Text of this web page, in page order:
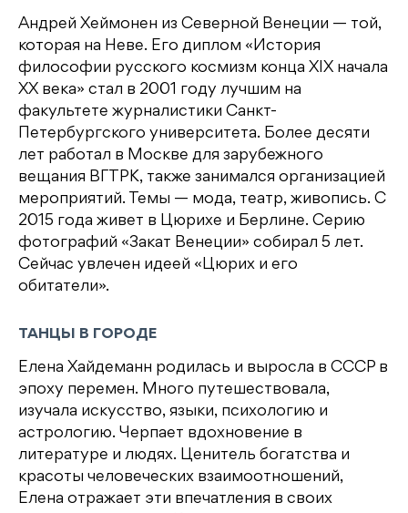
Андрей Хеймонен из Северной Венеции — той,
которая на Неве. Его диплом «История
философии русского космизм конца XIX начала
XX века» стал в 2001 году лучшим на
факультете журналистики Санкт-
Петербургского университета. Более десяти
лет работал в Москве для зарубежного
вещания ВГТРК, также занимался организацией
мероприятий. Темы — мода, театр, живопись. С
2015 года живет в Цюрихе и Берлине. Серию
фотографий «Закат Венеции» собирал 5 лет.
Сейчас увлечен идеей «Цюрих и его
обитатели».
ТАНЦЫ В ГОРОДЕ
Елена Хайдеманн родилась и выросла в СССР в
эпоху перемен. Много путешествовала,
изучала искусство, языки, психологию и
астрологию. Черпает вдохновение в
литературе и людях. Ценитель богатства и
красоты человеческих взаимоотношений,
Елена отражает эти впечатления в своих